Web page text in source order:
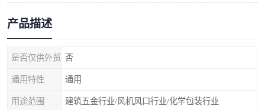
产品描述
是否仅供外贸 否
通用特性 通用
用途范围 建筑五金行业/风机风口行业/化学包装行业